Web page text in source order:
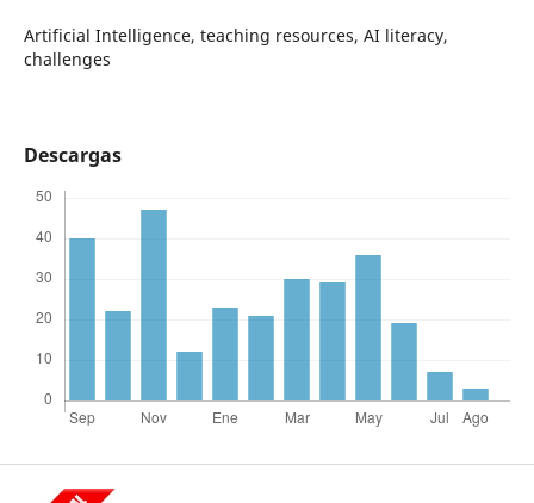
Artificial Intelligence, teaching resources, AI literacy,
challenges
Descargas